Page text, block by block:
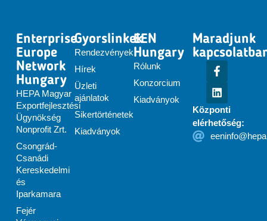
Enterprise
Europe
Network
Hungary
HEPA Magyar
Exportfejlesztési
Ügynökség
Nonprofit Zrt.
Csongrád-
Csanádi
Kereskedelmi
és
Iparkamara
Fejér
Gyorslinkek
Rendezvények
Hírek
Üzleti
ajánlatok
Sikertörténetek
Kiadványok
EEN
Hungary
Rólunk
Konzorcium
Kiadványok
Maradjunk
Központi
elérhetőség: